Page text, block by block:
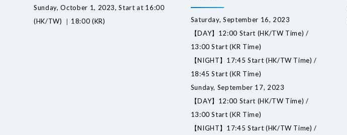
Sunday, October 1, 2023, Start at 16:00
(HK/TW) ｜18:00 (KR)
Saturday, September 16, 2023
【DAY】12:00 Start (HK/TW Time) /
13:00 Start (KR Time)
【NIGHT】17:45 Start (HK/TW Time) /
18:45 Start (KR Time)
Sunday, September 17, 2023
【DAY】12:00 Start (HK/TW Time) /
13:00 Start (KR Time)
【NIGHT】17:45 Start (HK/TW Time) /